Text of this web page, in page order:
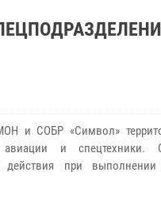
и СОБР «Символ»
и спецтехники.
действия при